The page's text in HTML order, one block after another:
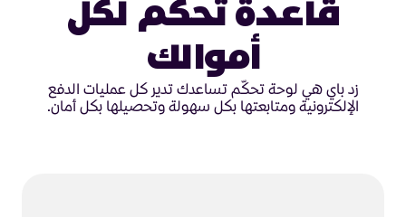
قاعدة تحكّم لكل
أموالك
زد باي هي لوحة تحكّم تساعدك تدير كل عمليات الدفع
الإلكترونية ومتابعتها بكل سهولة وتحصيلها بكل أمان.